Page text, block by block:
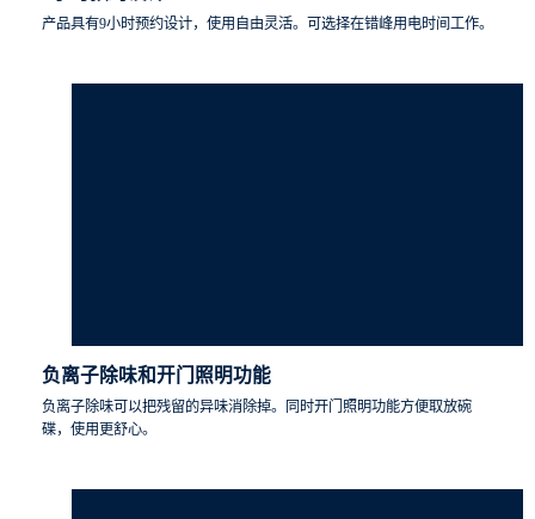
产品具有9小时预约设计，使用自由灵活。可选择在错峰用电时间工作。
负离子除味和开门照明功能
负离子除味可以把残留的异味消除掉。同时开门照明功能方便取放碗
碟，使用更舒心。